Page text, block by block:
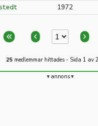
25 medlemmar hittades - Sida 1 av
1972
annons